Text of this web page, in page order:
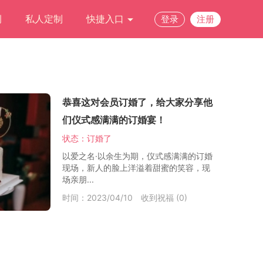
私人定制 快捷入口 登录 注册
恭喜这对会员订婚了，给大家分享他
们仪式感满满的订婚宴！
状态：订婚了
以爱之名·以余生为期，仪式感满满的订婚
现场，新人的脸上洋溢着甜蜜的笑容，现
场亲朋...
时间：2023/04/10
收到祝福 (0)